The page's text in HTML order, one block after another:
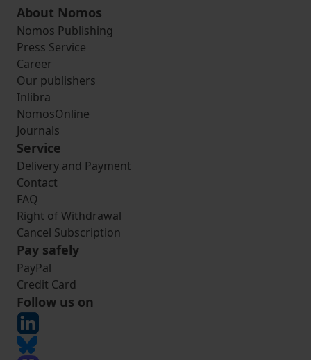
About Nomos
Nomos Publishing
Press Service
Career
Our publishers
Inlibra
NomosOnline
Journals
Service
Delivery and Payment
Contact
FAQ
Right of Withdrawal
Cancel Subscription
Pay safely
PayPal
Credit Card
Follow us on